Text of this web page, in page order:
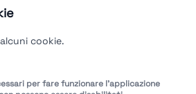
cookie.
per fare funzionare l'applicazione
→